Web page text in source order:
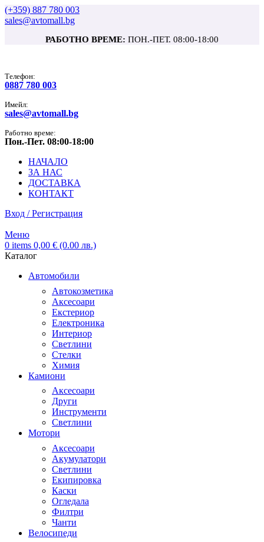
(+359) 887 780 003
sales@avtomall.bg
РАБОТНО ВРЕМЕ: ПОН.-ПЕТ. 08:00-18:00
Tелефон:
0887 780 003
Имейл:
sales@avtomall.bg
Работно време:
Пон.-Пет. 08:00-18:00
НАЧАЛО
ЗА НАС
ДОСТАВКА
КОНТАКТ
Вход / Регистрация
Меню
0 items 0,00 € (0.00 лв.)
Каталог
Автомобили
Автокозметика
Аксесоари
Екстериор
Електроника
Интериор
Светлини
Стелки
Химия
Камиони
Аксесоари
Други
Инструменти
Светлини
Мотори
Аксесоари
Акумулатори
Светлини
Екипировка
Каски
Огледала
Филтри
Чанти
Велосипеди